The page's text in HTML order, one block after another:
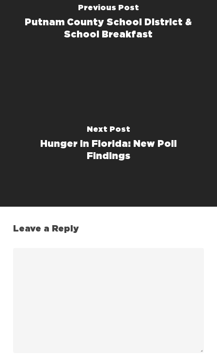
Previous Post
Putnam County School District &
School Breakfast
Next Post
Hunger in Florida: New Poll
Findings
Leave a Reply